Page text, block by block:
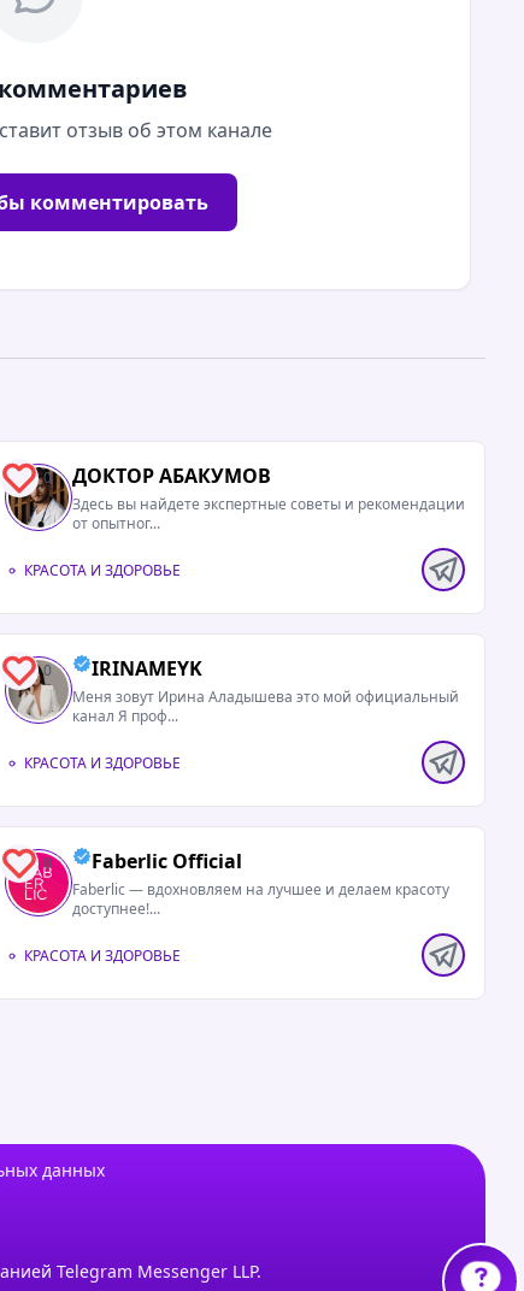
отзыв об этом канале
комментировать
0 ДОКТОР АБАКУМОВ
Здесь вы найдете экспертные советы и рекомендации
от опытног...
КРАСОТА И ЗДОРОВЬЕ
0 IRINAMEYK
Меня зовут Ирина Аладышева это мой официальный
канал Я проф...
КРАСОТА И ЗДОРОВЬЕ
0 Faberlic Official
Faberlic — вдохновляем на лучшее и делаем красоту
доступнее!...
КРАСОТА И ЗДОРОВЬЕ
данных
Telegram Messenger LLP.